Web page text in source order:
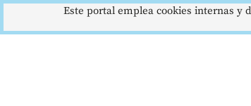
Este portal emplea cookies internas y